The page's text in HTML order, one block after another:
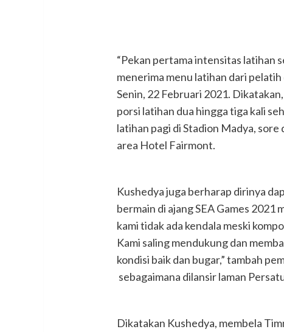
“Pekan pertama intensitas latihan
menerima menu latihan dari
Senin, 22 Februari 2021.
porsi latihan dua hingga tiga kali
latihan pagi di Stadion Madya, sore
area Hotel Fairmont.
Kushedya juga berharap dirinya
bermain di ajang SEA Games 2021
kami tidak ada kendala meski
Kami saling mendukung dan
kondisi baik dan bugar,” tambah
sebagaimana dilansir laman
Dikatakan Kushedya, membela